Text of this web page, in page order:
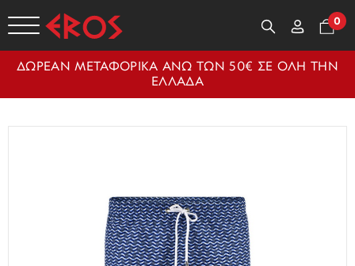
0
ΔΩΡΕΑΝ ΜΕΤΑΦΟΡΙΚΑ ΑΝΩ ΤΩΝ 50€ ΣΕ ΟΛΗ ΤΗΝ
ΕΛΛΑΔΑ